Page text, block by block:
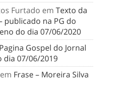
Furtado em Texto da
publicado na PG do
do dia 07/06/2020
Pagina Gospel do Jornal
dia 07/06/2019
em Frase – Moreira Silva